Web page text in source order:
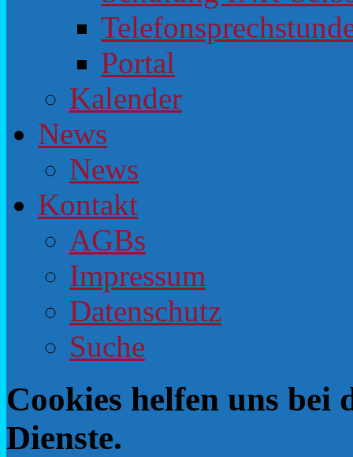
Portal
Kalender
News
News
Kontakt
AGBs
Impressum
Datenschutz
Suche
Cookies helfen uns bei
Dienste.